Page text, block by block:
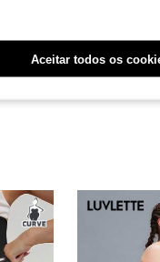
Aceitar todos os